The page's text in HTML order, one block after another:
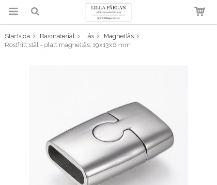
Produkten har blivit tillagd i
varukorgen
Startsida Basmaterial Lås
Magnetlås
Rostfritt stål - platt magnetlås, 19x13x6 mm